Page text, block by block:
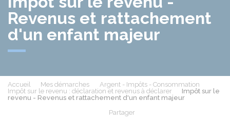
Revenus et rattachement
d'un enfant majeur
Accueil Mes démarches
Argent - Impôts - Consommation
Impôt sur le revenu : déclaration et revenus à déclarer
Impôt sur le
revenu - Revenus et rattachement d'un enfant majeur
Partager